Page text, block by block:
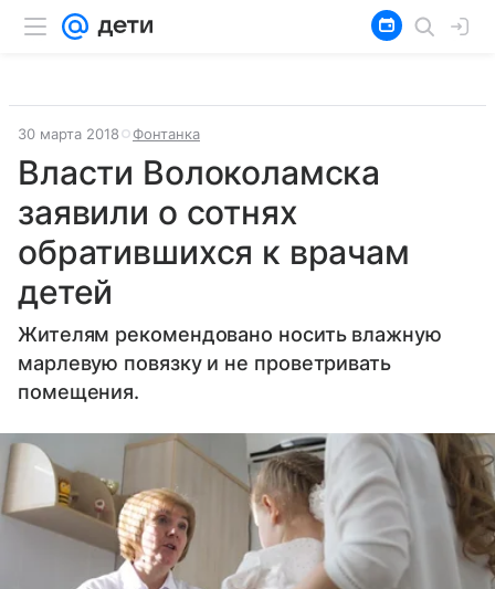
30 марта 2018 Фонтанка
Власти Волоколамска
заявили о сотнях
обратившихся к врачам
детей
Жителям рекомендовано носить влажную
марлевую повязку и не проветривать
помещения.